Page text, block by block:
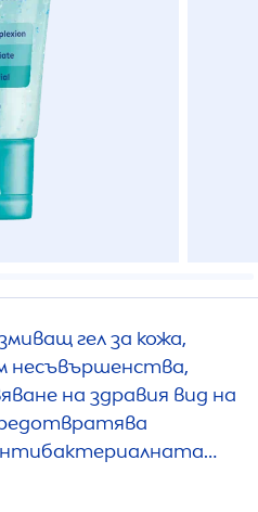
гел за кожа,
несъвършенства,
на здравия вид на
и в